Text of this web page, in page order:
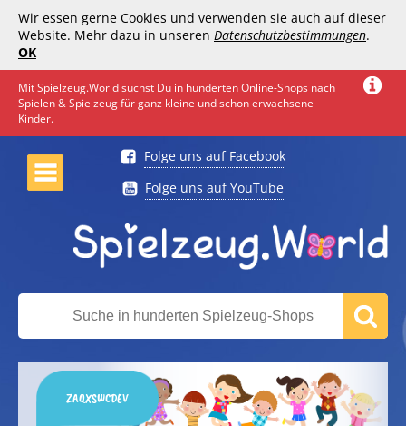
Wir essen gerne Cookies und verwenden sie auch auf dieser
Website. Mehr dazu in unseren Datenschutzbestimmungen.
OK
Mit Spielzeug.World suchst Du in hunderten Online-Shops nach
Spielen & Spielzeug für ganz kleine und schon erwachsene
Kinder.
Folge uns auf Facebook
Folge uns auf YouTube
ZAQXSWCDEV